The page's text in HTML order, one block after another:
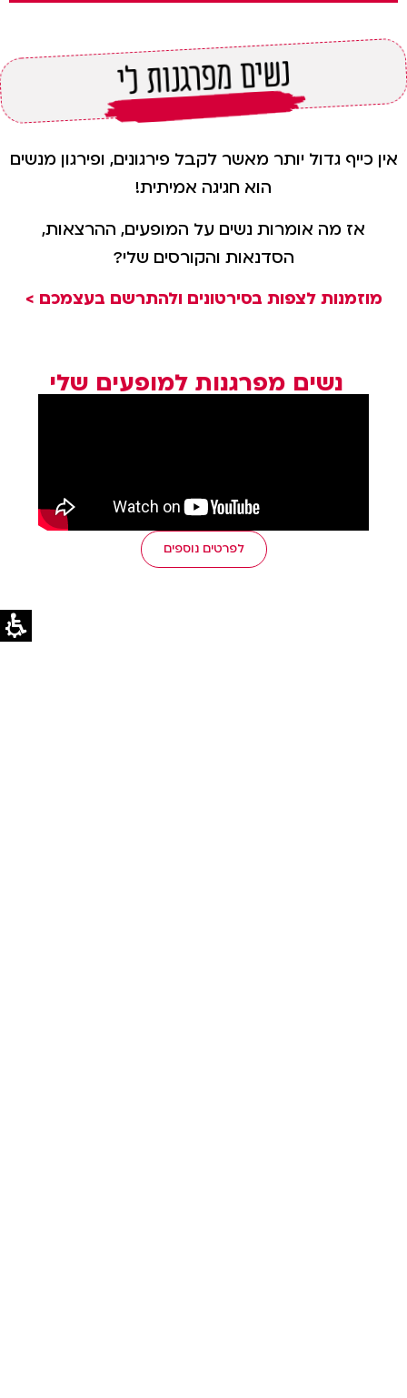
נשים מפרגנות לי
אין כייף גדול יותר מאשר לקבל פירגונים, ופירגון מנשים
הוא חגיגה אמיתית!
אז מה אומרות נשים על המופעים, ההרצאות,
הסדנאות והקורסים שלי?
מוזמנות לצפות בסירטונים ולהתרשם בעצמכם >
נשים מפרגנות למופעים שלי
לפרטים נוספים